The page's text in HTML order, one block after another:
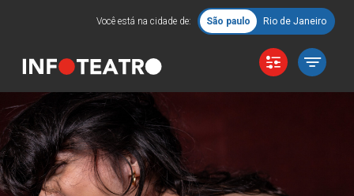
Você está na cidade de: São paulo Rio de Janeiro